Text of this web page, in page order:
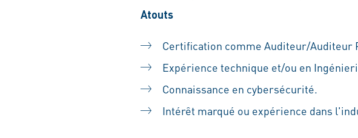
Atouts
Certification comme Auditeur/Auditeur
Expérience technique et/ou en
Connaissance en cybersécurité.
Intérêt marqué ou expérience dans